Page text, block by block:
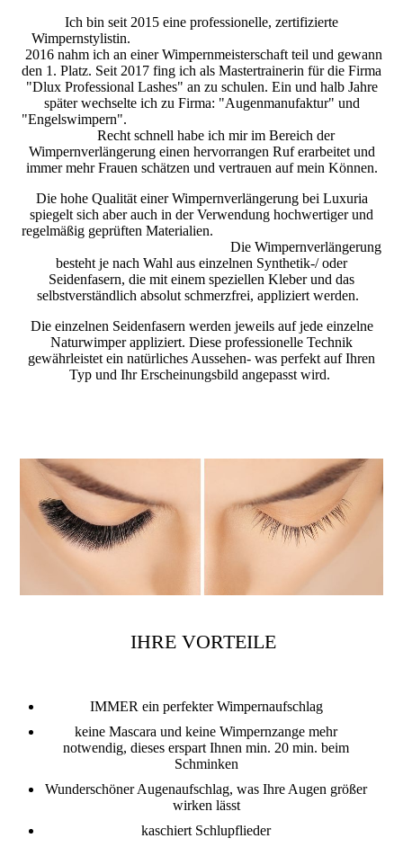
Ich bin seit 2015 eine professionelle, zertifizierte
Wimpernstylistin.
2016 nahm ich an einer Wimpernmeisterschaft teil und gewann
den 1. Platz. Seit 2017 fing ich als Mastertrainerin für die Firma
"Dlux Professional Lashes" an zu schulen. Ein und halb Jahre
später wechselte ich zu Firma: "Augenmanufaktur" und
"Engelswimpern".
Recht schnell habe ich mir im Bereich der
Wimpernverlängerung einen hervorrangen Ruf erarbeitet und
immer mehr Frauen schätzen und vertrauen auf mein Können.
Die hohe Qualität einer Wimpernverlängerung bei Luxuria
spiegelt sich aber auch in der Verwendung hochwertiger und
regelmäßig geprüften Materialien.
Die Wimpernverlängerung
besteht je nach Wahl aus einzelnen Synthetik-/ oder
Seidenfasern, die mit einem speziellen Kleber und das
selbstverständlich absolut schmerzfrei, appliziert werden.
Die einzelnen Seidenfasern werden jeweils auf jede einzelne
Naturwimper appliziert. Diese professionelle Technik
gewährleistet ein natürliches Aussehen- was perfekt auf Ihren
Typ und Ihr Erscheinungsbild angepasst wird.
IHRE VORTEILE
IMMER ein perfekter Wimpernaufschlag
keine Mascara und keine Wimpernzange mehr
notwendig, dieses erspart Ihnen min. 20 min. beim
Schminken
Wunderschöner Augenaufschlag, was Ihre Augen größer
wirken lässt
kaschiert Schlupflieder